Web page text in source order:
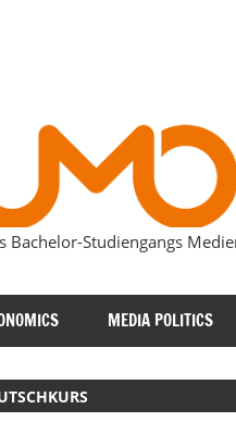
Bachelor-Studiengangs
MEDIA POLITICS